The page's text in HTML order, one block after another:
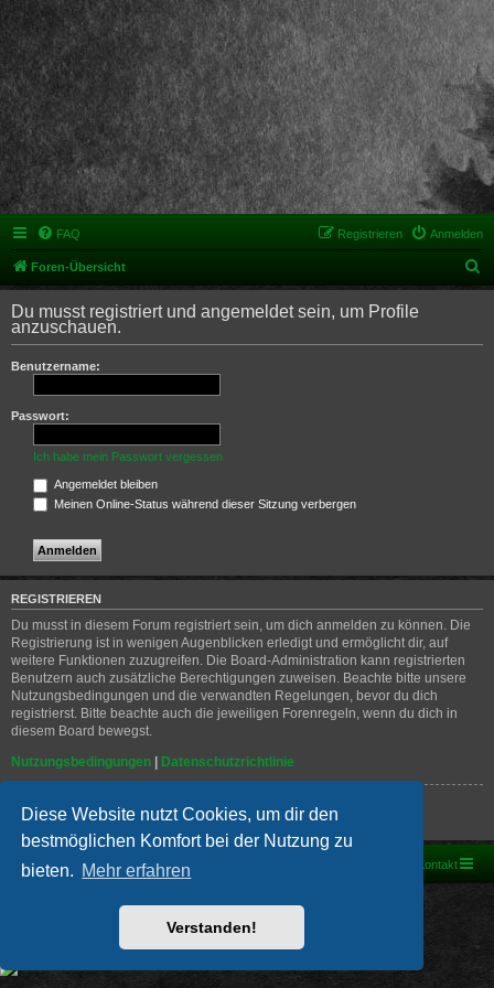
Diese Website nutzt Cookies, um dir den
bestmöglichen Komfort bei der Nutzung zu
bieten. Mehr erfahren
Verstanden!
FAQ Anmelden
Registrieren
Foren-Übersicht
u
h
Du musst registriert und angemeldet sein, um Profile
anzuschauen.
Benutzername:
Passwort:
Ich habe mein Passwort vergessen
Angemeldet bleiben
Meinen Online-Status während dieser Sitzung verbergen
REGISTRIEREN
Du musst in diesem Forum registriert sein, um dich anmelden zu können. Die
Registrierung ist in wenigen Augenblicken erledigt und ermöglicht dir, auf
weitere Funktionen zuzugreifen. Die Board-Administration kann registrierten
Benutzern auch zusätzliche Berechtigungen zuweisen. Beachte bitte unsere
Nutzungsbedingungen und die verwandten Regelungen, bevor du dich
registrierst. Bitte beachte auch die jeweiligen Forenregeln, wenn du dich in
diesem Board bewegst.
Nutzungsbedingungen | Datenschutzrichtlinie
Registrieren
Foren-Übersicht Kontakt